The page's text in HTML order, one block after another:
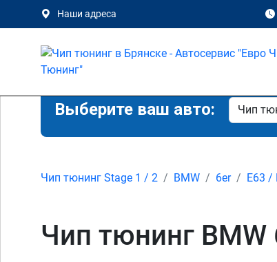
Наши адреса
Выберите ваш авто:
Чип тюнинг Stage 1 / 2 BMW 6er E63 /
Чип тюнинг BMW